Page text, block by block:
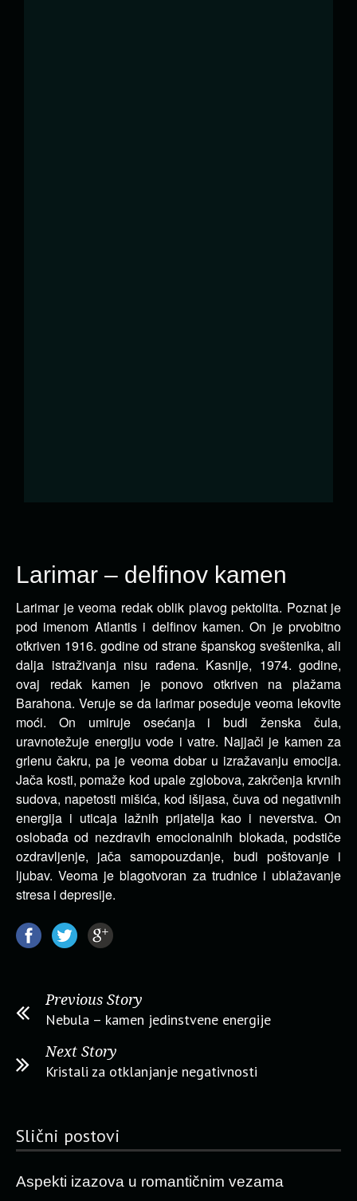
Larimar – delfinov kamen
Larimar je veoma redak oblik plavog pektolita. Poznat je
pod imenom Atlantis i delfinov kamen. On je prvobitno
otkriven 1916. godine od strane španskog sveštenika, ali
dalja istraživanja nisu rađena. Kasnije, 1974. godine,
ovaj redak kamen je ponovo otkriven na plažama
Barahona. Veruje se da larimar poseduje veoma lekovite
moći. On umiruje osećanja i budi ženska čula,
uravnotežuje energiju vode i vatre. Najjači je kamen za
grlenu čakru, pa je veoma dobar u izražavanju emocija.
Jača kosti, pomaže kod upale zglobova, zakrčenja krvnih
sudova, napetosti mišića, kod išijasa, čuva od negativnih
energija i uticaja lažnih prijatelja kao i neverstva. On
oslobađa od nezdravih emocionalnih blokada, podstiče
ozdravljenje, jača samopouzdanje, budi poštovanje i
ljubav. Veoma je blagotvoran za trudnice i ublažavanje
stresa i depresije.
Previous Story
Nebula – kamen jedinstvene energije
Next Story
Kristali za otklanjanje negativnosti
Slični postovi
Aspekti izazova u romantičnim vezama